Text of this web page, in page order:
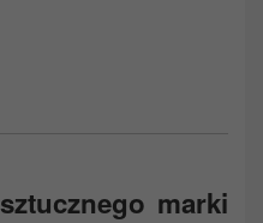
marki